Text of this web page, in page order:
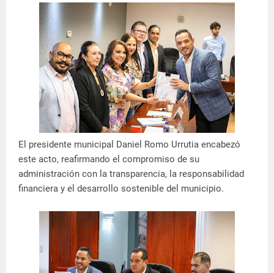
El presidente municipal Daniel Romo Urrutia encabezó
este acto, reafirmando el compromiso de su
administración con la transparencia, la responsabilidad
financiera y el desarrollo sostenible del municipio.